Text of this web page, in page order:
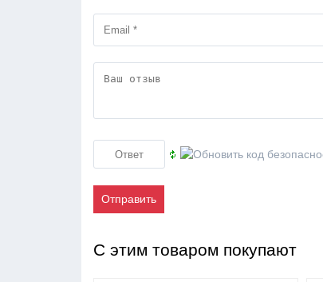
Отправить
С этим товаром покупают